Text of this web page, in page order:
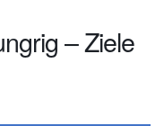
– Ziele